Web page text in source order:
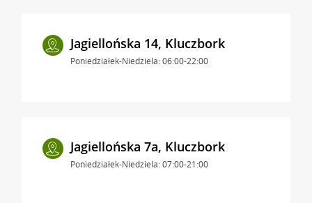
Jagiellońska 14, Kluczbork
Poniedziałek-Niedziela: 06:00-22:00
Jagiellońska 7a, Kluczbork
Poniedziałek-Niedziela: 07:00-21:00